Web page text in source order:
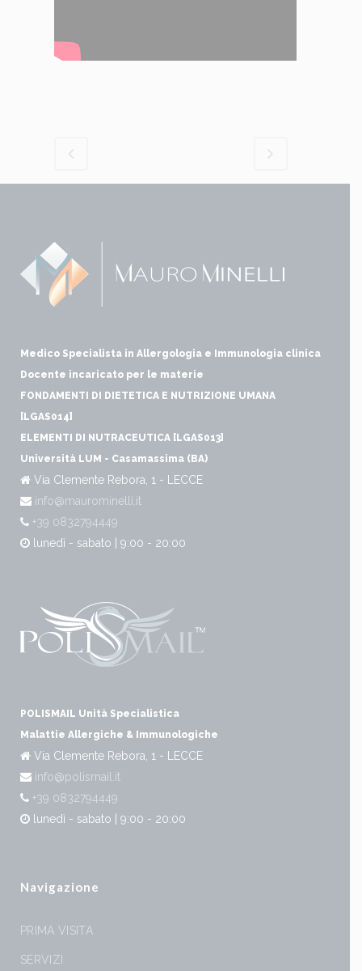
Medico Specialista in Allergologia e Immunologia clinica
Docente incaricato per le materie
FONDAMENTI DI DIETETICA E NUTRIZIONE UMANA
[LGAS014]
ELEMENTI DI NUTRACEUTICA [LGAS013]
Università LUM - Casamassima (BA)
Via Clemente Rebora, 1 - LECCE
info@maurominelli.it
+39 0832794449
lunedì - sabato | 9:00 - 20:00
POLISMAIL Unità Specialistica
Malattie Allergiche & Immunologiche
Via Clemente Rebora, 1 - LECCE
info@polismail.it
+39 0832794449
lunedì - sabato | 9:00 - 20:00
Navigazione
PRIMA VISITA
SERVIZI